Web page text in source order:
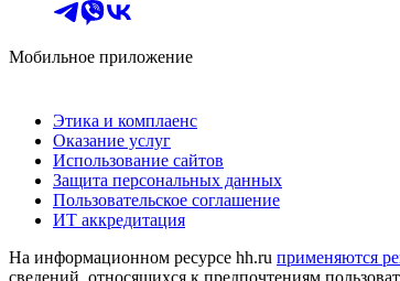
Мобильное приложение
Этика и комплаенс
Оказание услуг
Использование сайтов
Защита персональных данных
Пользовательское соглашение
ИТ аккредитация
На информационном ресурсе hh.ru применяются
сведений, относящихся к предпочтениям